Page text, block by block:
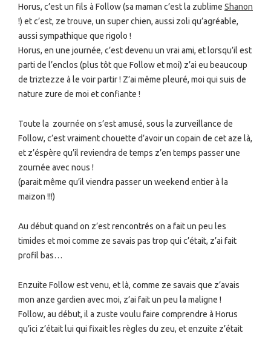
Horus, c’est un fils à Follow (sa maman c’est la zublime Shanon
!) et c’est, ze trouve, un super chien, aussi zoli qu’agréable,
aussi sympathique que rigolo !
Horus, en une journée, c’est devenu un vrai ami, et lorsqu’il est
parti de l’enclos (plus tôt que Follow et moi) z’ai eu beaucoup
de triztezze à le voir partir ! Z’ai même pleuré, moi qui suis de
nature zure de moi et confiante !
Toute la zournée on s’est amusé, sous la zurveillance de
Follow, c’est vraiment chouette d’avoir un copain de cet aze là,
et z’éspère qu’il reviendra de temps z’en temps passer une
zournée avec nous !
(parait même qu’il viendra passer un weekend entier à la
maizon !!!)
Au début quand on z’est rencontrés on a fait un peu les
timides et moi comme ze savais pas trop qui c’était, z’ai fait
profil bas…
Enzuite Follow est venu, et là, comme ze savais que z’avais
mon anze gardien avec moi, z’ai fait un peu la maligne !
Follow, au début, il a zuste voulu faire comprendre à Horus
qu’ici z’était lui qui fixait les règles du zeu, et enzuite z’était